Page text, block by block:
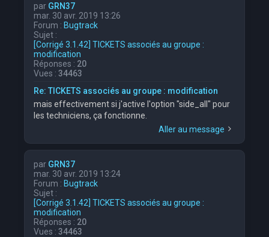
par GRN37
mar. 30 avr. 2019 13:26
Forum : Bugtrack
Sujet :
[Corrigé 3.1.42] TICKETS associés au groupe :
modification
Réponses : 20
Vues : 34463
Re: TICKETS associés au groupe : modification
mais effectivement si j'active l'option "side_all" pour
les techniciens, ça fonctionne.
Aller au message
par GRN37
mar. 30 avr. 2019 13:24
Forum : Bugtrack
Sujet :
[Corrigé 3.1.42] TICKETS associés au groupe :
modification
Réponses : 20
Vues : 34463